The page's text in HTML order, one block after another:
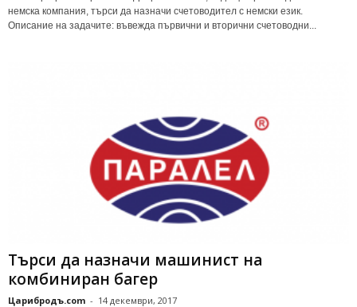
немска компания, търси да назначи счетоводител с немски език.
Описание на задачите: въвежда първични и вторични счетоводни...
Търси да назначи машинист на
комбиниран багер
Царибродъ.com - 14 декември, 2017